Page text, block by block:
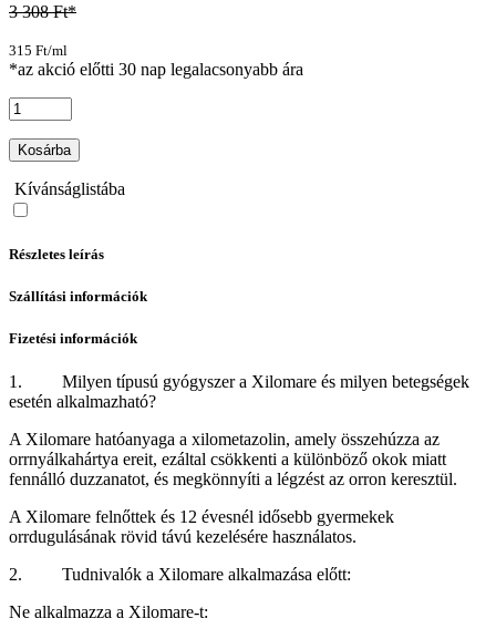
3 308 Ft*
315 Ft/ml
*az akció előtti 30 nap legalacsonyabb ára
Kosárba
Kívánságlistába
Részletes leírás
Szállítási információk
Fizetési információk
1. Milyen típusú gyógyszer a Xilomare és milyen betegségek
esetén alkalmazható?
A Xilomare hatóanyaga a xilometazolin, amely összehúzza az
orrnyálkahártya ereit, ezáltal csökkenti a különböző okok miatt
fennálló duzzanatot, és megkönnyíti a légzést az orron keresztül.
A Xilomare felnőttek és 12 évesnél idősebb gyermekek
orrdugulásának rövid távú kezelésére használatos.
2. Tudnivalók a Xilomare alkalmazása előtt:
Ne alkalmazza a Xilomare-t: